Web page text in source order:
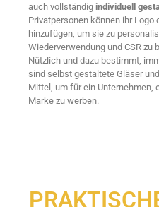
auch vollständig individuell
Privatpersonen können ihr Logo
hinzufügen, um sie zu
Wiederverwendung und CSR zu
Nützlich und dazu bestimmt,
sind selbst gestaltete Gläser
Mittel, um für ein Unternehmen,
Marke zu werben.